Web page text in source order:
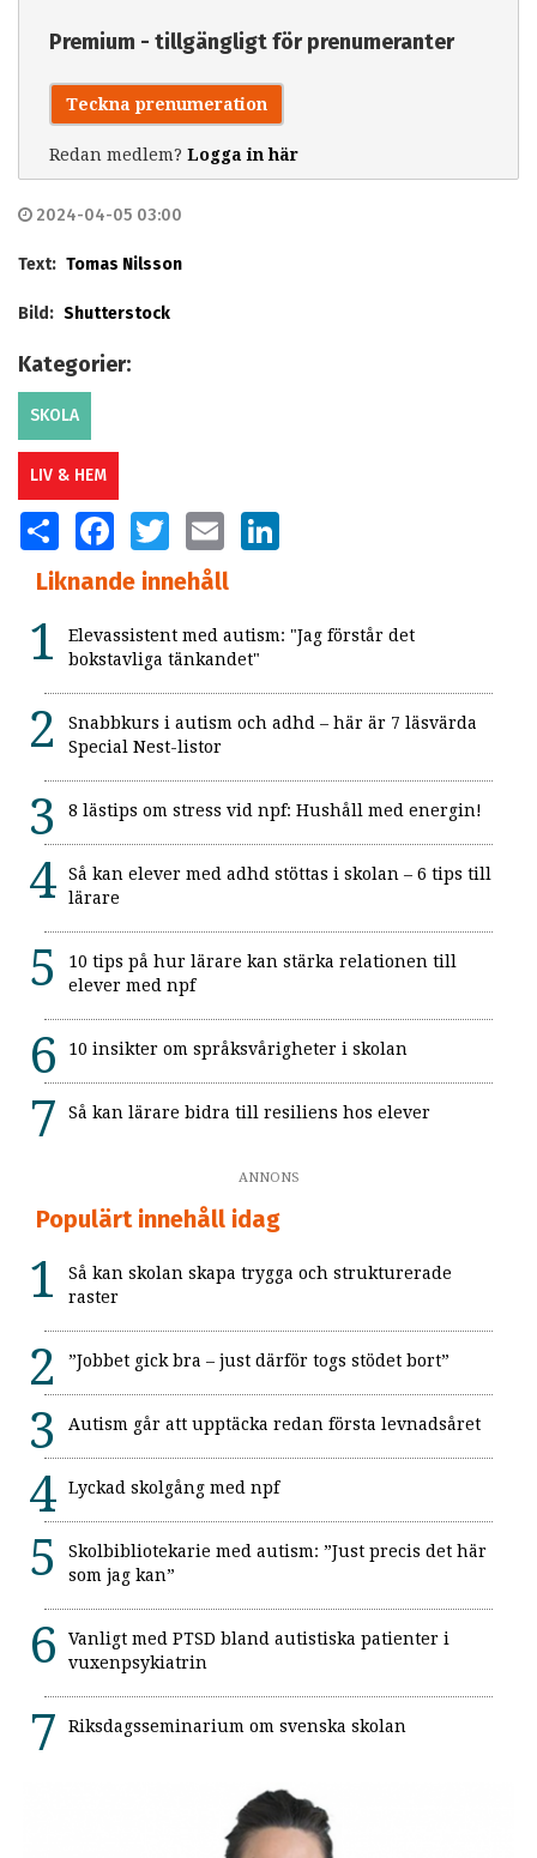
Premium - tillgängligt för prenumeranter
Teckna prenumeration
Redan medlem? Logga in här
2024-04-05 03:00
Text: Tomas Nilsson
Bild: Shutterstock
Kategorier:
SKOLA
LIV & HEM
SHARE FACEBOOKTWITTER EMAIL
Liknande innehåll
Elevassistent med autism: "Jag förstår det
bokstavliga tänkandet"
Snabbkurs i autism och adhd – här är 7 läsvärda
Special Nest-listor
8 lästips om stress vid npf: Hushåll med energin!
Så kan elever med adhd stöttas i skolan – 6 tips till
lärare
10 tips på hur lärare kan stärka relationen till
elever med npf
10 insikter om språksvårigheter i skolan
Så kan lärare bidra till resiliens hos elever
ANNONS
Populärt innehåll idag
Så kan skolan skapa trygga och strukturerade
raster
”Jobbet gick bra – just därför togs stödet bort”
Autism går att upptäcka redan första levnadsåret
Lyckad skolgång med npf
Skolbibliotekarie med autism: ”Just precis det här
som jag kan”
Vanligt med PTSD bland autistiska patienter i
vuxenpsykiatrin
Riksdagsseminarium om svenska skolan